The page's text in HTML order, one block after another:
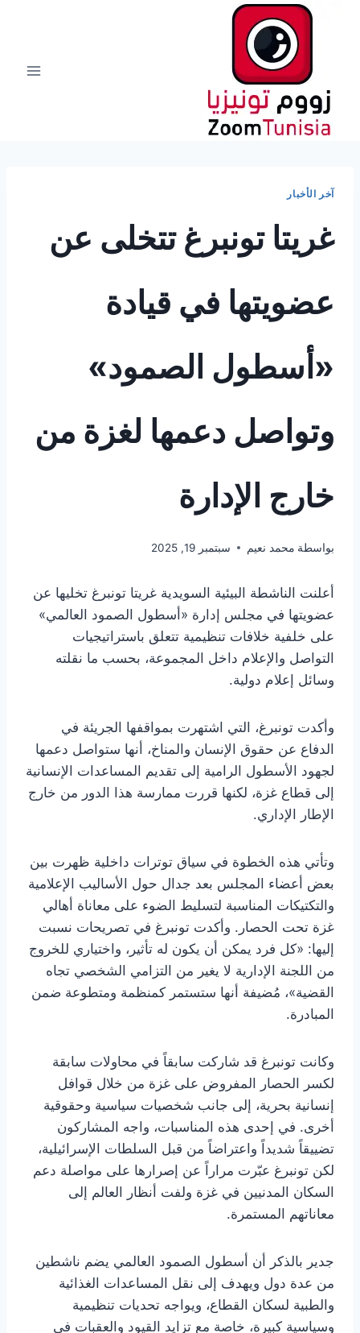
آخر الأخبار
غريتا تونبرغ تتخلى عن
عضويتها في قيادة
«أسطول الصمود»
وتواصل دعمها لغزة من
خارج الإدارة
بواسطة محمد نعيم سبتمبر 19, 2025
أعلنت الناشطة البيئية السويدية غريتا تونبرغ تخليها عن
عضويتها في مجلس إدارة «أسطول الصمود العالمي»
على خلفية خلافات تنظيمية تتعلق باستراتيجيات
التواصل والإعلام داخل المجموعة، بحسب ما نقلته
وسائل إعلام دولية.
وأكدت تونبرغ، التي اشتهرت بمواقفها الجريئة في
الدفاع عن حقوق الإنسان والمناخ، أنها ستواصل دعمها
لجهود الأسطول الرامية إلى تقديم المساعدات الإنسانية
إلى قطاع غزة، لكنها قررت ممارسة هذا الدور من خارج
الإطار الإداري.
وتأتي هذه الخطوة في سياق توترات داخلية ظهرت بين
بعض أعضاء المجلس بعد جدال حول الأساليب الإعلامية
والتكتيكات المناسبة لتسليط الضوء على معاناة أهالي
غزة تحت الحصار. وأكدت تونبرغ في تصريحات نسبت
إليها: «كل فرد يمكن أن يكون له تأثير، واختياري للخروج
من اللجنة الإدارية لا يغير من التزامي الشخصي تجاه
القضية»، مُضيفة أنها ستستمر كمنظمة ومتطوعة ضمن
المبادرة.
وكانت تونبرغ قد شاركت سابقاً في محاولات سابقة
لكسر الحصار المفروض على غزة من خلال قوافل
إنسانية بحرية، إلى جانب شخصيات سياسية وحقوقية
أخرى. في إحدى هذه المناسبات، واجه المشاركون
تضييقاً شديداً واعتراضاً من قبل السلطات الإسرائيلية،
لكن تونبرغ عبّرت مراراً عن إصرارها على مواصلة دعم
السكان المدنيين في غزة ولفت أنظار العالم إلى
معاناتهم المستمرة.
جدير بالذكر أن أسطول الصمود العالمي يضم ناشطين
من عدة دول ويهدف إلى نقل المساعدات الغذائية
والطبية لسكان القطاع، ويواجه تحديات تنظيمية
وسياسية كبيرة، خاصة مع تزايد القيود والعقبات في